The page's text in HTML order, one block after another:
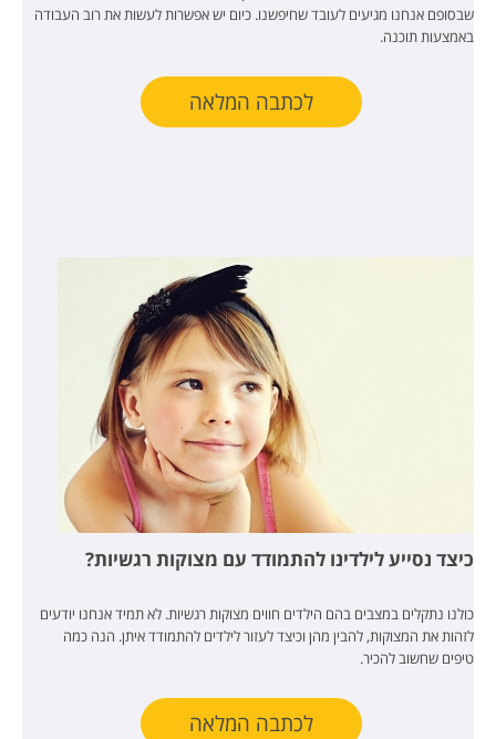
שבסופם אנחנו מגיעים לעובד שחיפשנו. כיום יש אפשרות לעשות את רוב העבודה
באמצעות תוכנה.
לכתבה המלאה
כיצד נסייע לילדינו להתמודד עם מצוקות רגשיות?
כולנו נתקלים במצבים בהם הילדים חווים מצוקות רגשיות. לא תמיד אנחנו יודעים
לזהות את המצוקות, להבין מהן וכיצד לעזור לילדים להתמודד איתן. הנה כמה
טיפים שחשוב להכיר.
לכתבה המלאה